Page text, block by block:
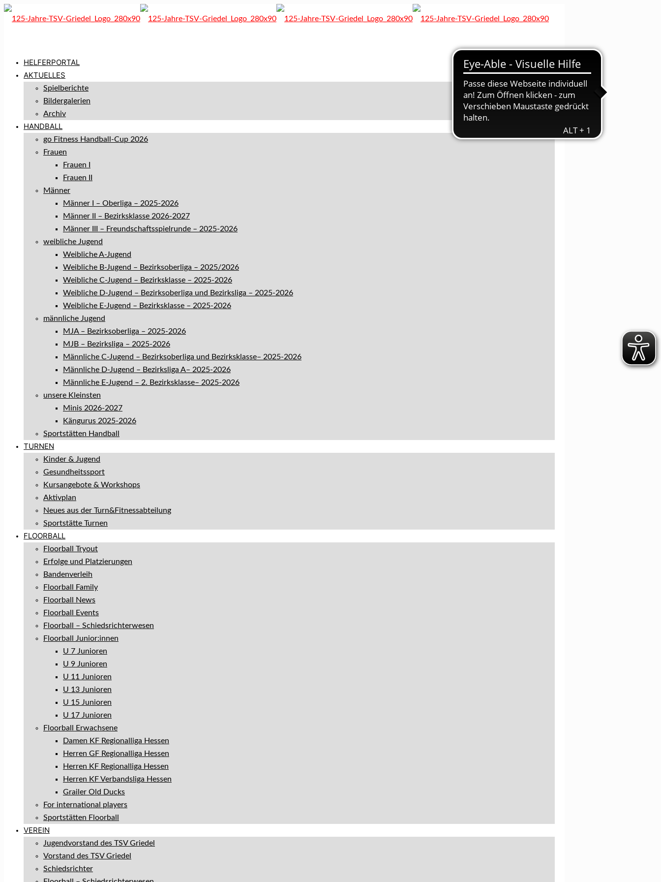
HELFERPORTAL
AKTUELLES
Spielberichte
Bildergalerien
Archiv
HANDBALL
go Fitness Handball-Cup 2026
Frauen
Frauen I
Frauen II
Männer
Männer I – Oberliga – 2025-2026
Männer II – Bezirksklasse 2026-2027
Männer III – Freundschaftsspielrunde – 2025-2026
weibliche Jugend
Weibliche A-Jugend
Weibliche B-Jugend – Bezirksoberliga – 2025/2026
Weibliche C-Jugend – Bezirksklasse – 2025-2026
Weibliche D-Jugend – Bezirksoberliga und Bezirksliga – 2025-2026
Weibliche E-Jugend – Bezirksklasse – 2025-2026
männliche Jugend
MJA – Bezirksoberliga – 2025-2026
MJB – Bezirksliga – 2025-2026
Männliche C-Jugend – Bezirksoberliga und Bezirksklasse– 2025-2026
Männliche D-Jugend – Bezirksliga A– 2025-2026
Männliche E-Jugend – 2. Bezirksklasse– 2025-2026
unsere Kleinsten
Minis 2026-2027
Kängurus 2025-2026
Sportstätten Handball
TURNEN
Kinder & Jugend
Gesundheitssport
Kursangebote & Workshops
Aktivplan
Neues aus der Turn&Fitnessabteilung
Sportstätte Turnen
FLOORBALL
Floorball Tryout
Erfolge und Platzierungen
Bandenverleih
Floorball Family
Floorball News
Floorball Events
Floorball – Schiedsrichterwesen
Floorball Junior:innen
U 7 Junioren
U 9 Junioren
U 11 Junioren
U 13 Junioren
U 15 Junioren
U 17 Junioren
Floorball Erwachsene
Damen KF Regionalliga Hessen
Herren GF Regionalliga Hessen
Herren KF Regionalliga Hessen
Herren KF Verbandsliga Hessen
Grailer Old Ducks
For international players
Sportstätten Floorball
VEREIN
Jugendvorstand des TSV Griedel
Vorstand des TSV Griedel
Schiedsrichter